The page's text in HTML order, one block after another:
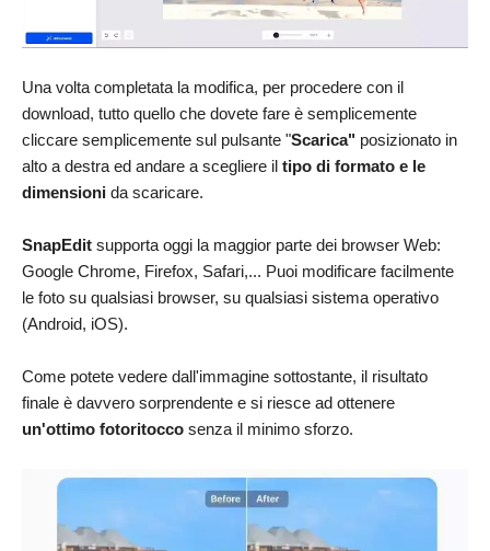
Una volta completata la modifica, per procedere con il
download, tutto quello che dovete fare è semplicemente
cliccare semplicemente sul pulsante "Scarica" posizionato in
alto a destra ed andare a scegliere il tipo di formato e le
dimensioni da scaricare.
SnapEdit supporta oggi la maggior parte dei browser Web:
Google Chrome, Firefox, Safari,... Puoi modificare facilmente
le foto su qualsiasi browser, su qualsiasi sistema operativo
(Android, iOS).
Come potete vedere dall'immagine sottostante, il risultato
finale è davvero sorprendente e si riesce ad ottenere
un'ottimo fotoritocco senza il minimo sforzo.